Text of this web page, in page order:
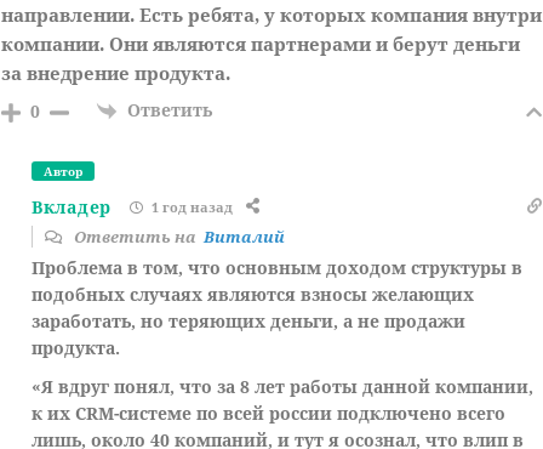
направлении. Есть ребята, у которых компания внутри
компании. Они являются партнерами и берут деньги
за внедрение продукта.
0 Ответить
Автор
Вкладер 1 год назад
Ответить наВиталий
Проблема в том, что основным доходом структуры в
подобных случаях являются взносы желающих
заработать, но теряющих деньги, а не продажи
продукта.
«Я вдруг понял, что за 8 лет работы данной компании,
к их CRM-системе по всей россии подключено всего
лишь, около 40 компаний, и тут я осознал, что влип в